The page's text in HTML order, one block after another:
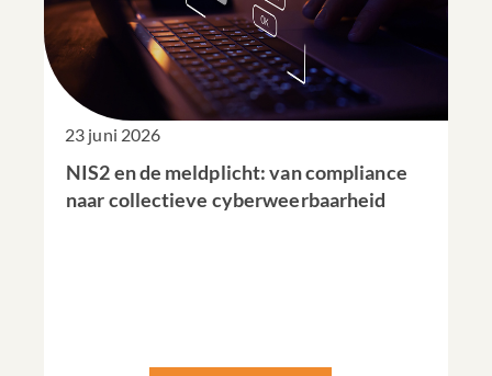
23 juni 2026
NIS2 en de meldplicht: van compliance
naar collectieve cyberweerbaarheid